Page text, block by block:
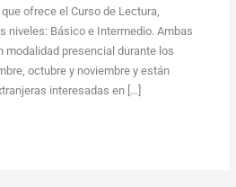
ofrece el Curso de Lectura,
niveles: Básico e Intermedio. Ambas
modalidad presencial durante los
octubre y noviembre y están
interesadas en […]